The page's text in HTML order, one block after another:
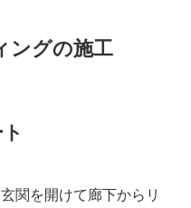
ングの施工
関を開けて廊下からリ